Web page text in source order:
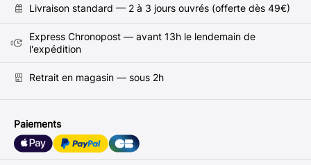
Livraison standard — 2 à 3 jours ouvrés (offerte dès 49€)
Express Chronopost — avant 13h le lendemain de
l'expédition
Retrait en magasin — sous 2h
Paiements